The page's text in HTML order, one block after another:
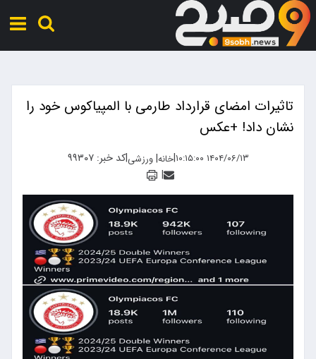
تاثیرات امضای قرارداد طارمی با المپیاکوس خود را
نشان داد! +عکس
۱۴۰۴/۰۶/۱۳ ۱۰:۱۵:۰۰ |خانه|ورزشی|کد خبر: ۹۹۳۰۷
|